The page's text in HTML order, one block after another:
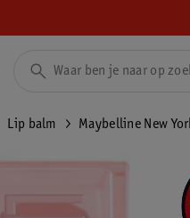
Lip balm Maybelline New